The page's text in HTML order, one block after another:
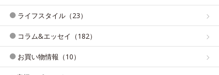
ライフスタイル（23）
コラム&エッセイ（182）
お買い物情報（10）